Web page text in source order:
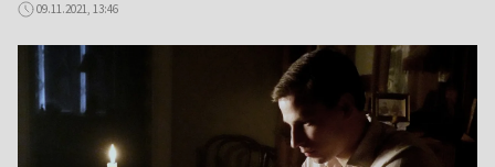
09.11.2021, 13:46